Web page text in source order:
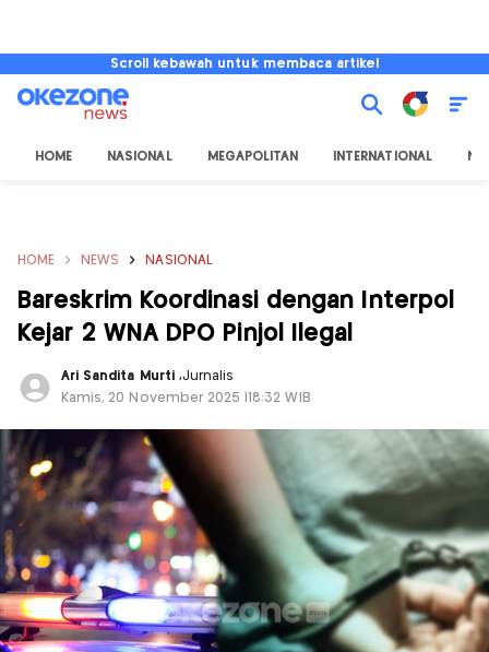
Scroll kebawah untuk membaca artikel
HOME NASIONAL MEGAPOLITAN INTERNATIONAL
HOME NEWS NASIONAL
Bareskrim Koordinasi dengan Interpol
Kejar 2 WNA DPO Pinjol Ilegal
Ari Sandita Murti ,Jurnalis
Kamis, 20 November 2025 |18:32 WIB